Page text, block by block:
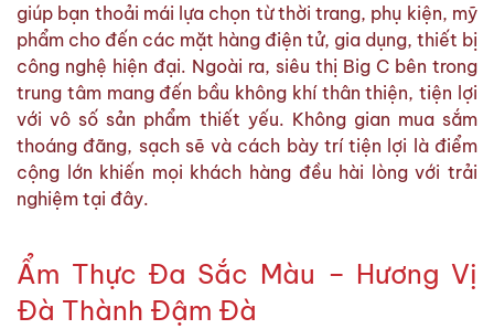
giúp bạn thoải mái lựa chọn từ thời trang, phụ kiện, mỹ
phẩm cho đến các mặt hàng điện tử, gia dụng, thiết bị
công nghệ hiện đại. Ngoài ra, siêu thị Big C bên trong
trung tâm mang đến bầu không khí thân thiện, tiện lợi
với vô số sản phẩm thiết yếu. Không gian mua sắm
thoáng đãng, sạch sẽ và cách bày trí tiện lợi là điểm
cộng lớn khiến mọi khách hàng đều hài lòng với trải
nghiệm tại đây.
Ẩm Thực Đa Sắc Màu – Hương Vị
Đà Thành Đậm Đà